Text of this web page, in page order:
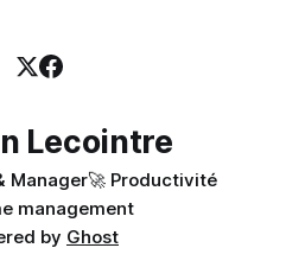
Lecointre
Manager🚀 Productivité
management
by Ghost